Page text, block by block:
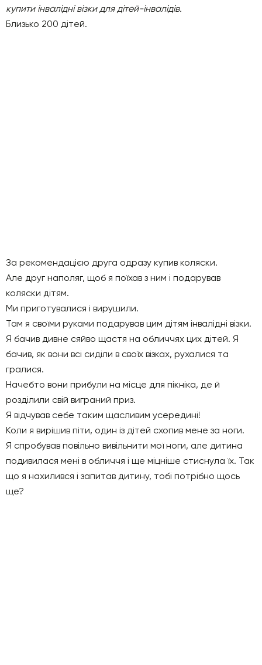
купити інвалідні візки для дітей-інвалідів.
Близько 200 дітей.
За рекомендацією друга одразу купив коляски.
Але друг наполяг, щоб я поїхав з ним і подарував
коляски дітям.
Ми приготувалися і вирушили.
Там я своїми руками подарував цим дітям інвалідні візки.
Я бачив дивне сяйво щастя на обличчях цих дітей. Я
бачив, як вони всі сиділи в своїх візках, рухалися та
гралися.
Начебто вони прибули на місце для пікніка, де й
розділили свій виграний приз.
Я відчував себе таким щасливим усередині!
Коли я вирішив піти, один із дітей схопив мене за ноги.
Я спробував повільно вивільнити мої ноги, але дитина
подивилася мені в обличчя і ще міцніше стиснула їх. Так
що я нахилився і запитав дитину, тобі потрібно щось
ще?